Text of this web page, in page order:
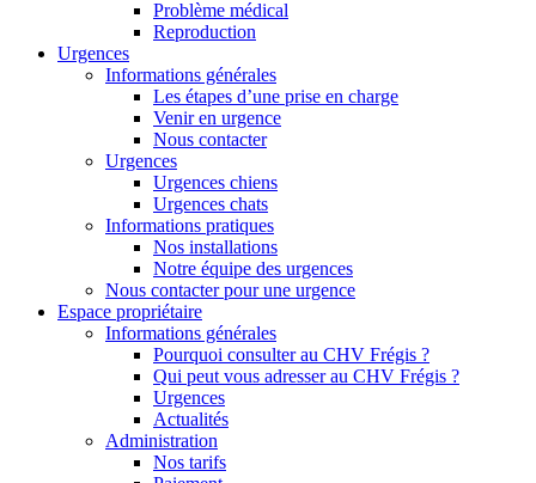
Problème médical
Reproduction
Urgences
Informations générales
Les étapes d’une prise en charge
Venir en urgence
Nous contacter
Urgences
Urgences chiens
Urgences chats
Informations pratiques
Nos installations
Notre équipe des urgences
Nous contacter pour une urgence
Espace propriétaire
Informations générales
Pourquoi consulter au CHV Frégis ?
Qui peut vous adresser au CHV Frégis ?
Urgences
Actualités
Administration
Nos tarifs